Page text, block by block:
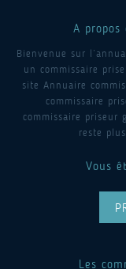
A propos
Bienvenue sur
un commissaire
site Annuaire
commissaire
commissaire priseur
reste
Vous
Les